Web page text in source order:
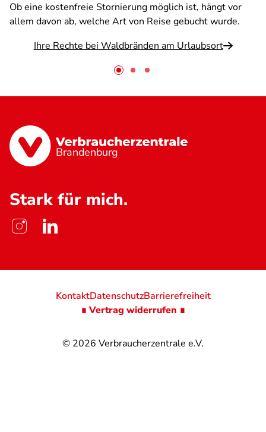
Ob eine kostenfreie Stornierung möglich ist, hängt vor
allem davon ab, welche Art von Reise gebucht wurde.
Ihre Rechte bei Waldbränden am Urlaubsort
Brandenburg
Stark für mich.
© 2026 Verbraucherzentrale e.V.
KontaktDatenschutzBarrierefreiheit
∎ Vertrag widerrufen ∎